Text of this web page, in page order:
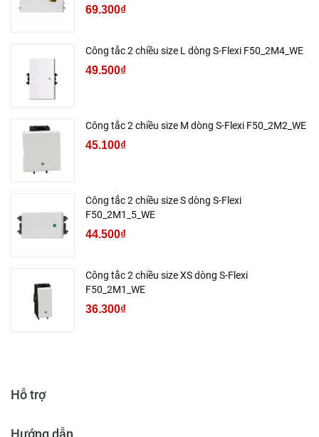
69.300₫
Công tắc 2 chiều size L dòng S-Flexi F50_2M4_WE
49.500₫
Công tắc 2 chiều size M dòng S-Flexi F50_2M2_WE
45.100₫
Công tắc 2 chiều size S dòng S-Flexi
F50_2M1_5_WE
44.500₫
Công tắc 2 chiều size XS dòng S-Flexi
F50_2M1_WE
36.300₫
Hỗ trợ